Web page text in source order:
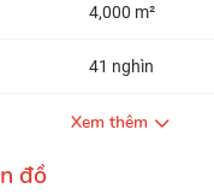
4,000 m²
41 nghìn
Xem thêm
đồ